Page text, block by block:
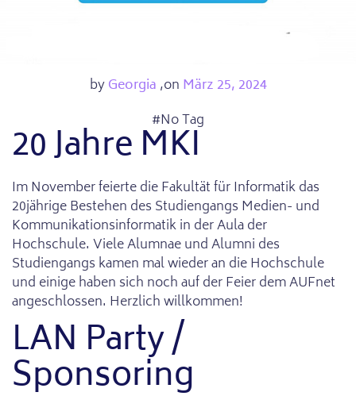
byGeorgia ,on März 25, 2024
#No Tag
20 Jahre MKI
Im November feierte die Fakultät für Informatik das
20jährige Bestehen des Studiengangs Medien- und
Kommunikationsinformatik in der Aula der
Hochschule. Viele Alumnae und Alumni des
Studiengangs kamen mal wieder an die Hochschule
und einige haben sich noch auf der Feier dem AUFnet
angeschlossen. Herzlich willkommen!
LAN Party /
Sponsoring